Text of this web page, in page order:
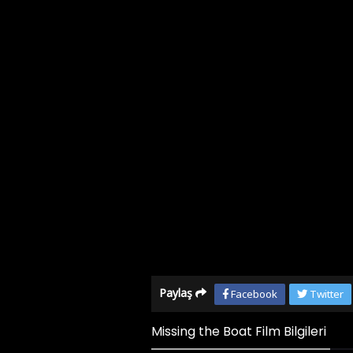
Paylaş Facebook Twitter
Missing the Boat Film Bilgileri